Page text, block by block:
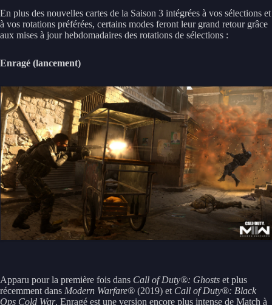
En plus des nouvelles cartes de la Saison 3 intégrées à vos sélections et
à vos rotations préférées, certains modes feront leur grand retour grâce
aux mises à jour hebdomadaires des rotations de sélections :
Enragé (lancement)
Apparu pour la première fois dans Call of Duty®: Ghosts et plus
récemment dans Modern Warfare® (2019) et Call of Duty®: Black
Ops Cold War, Enragé est une version encore plus intense de Match à